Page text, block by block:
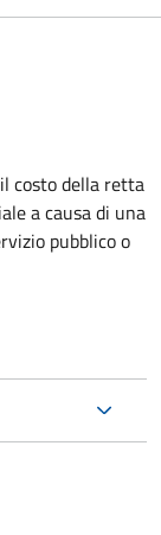
costo della retta
a causa di una
pubblico o